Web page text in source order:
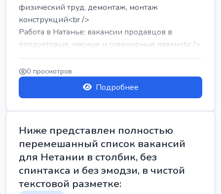
физический труд, демонтаж, монтаж
конструкций<br />
Работа в Натанье: вакансии продавцов в
продуктовые, мясные и сувенирные лавки<br />
Разнорабочий на сборку м...
0 просмотров
Подробнее
Ниже представлен полностью
перемешанный список вакансий
для Нетании в столбик, без
спинтакса и без эмодзи, в чистой
текстовой разметке: